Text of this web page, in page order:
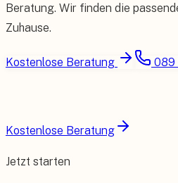
Beratung. Wir finden die
Zuhause.
Kostenlose Beratung 089
Kostenlose Beratung
Jetzt starten